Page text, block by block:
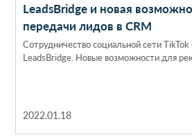
LeadsBridge и новая
передачи лидов в CRM
Сотрудничество социальной сети TikTok
LeadsBridge. Новые возможности для
2022.01.18